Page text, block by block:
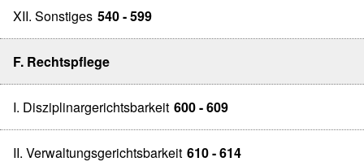
XII. Sonstiges 540 - 599
F. Rechtspflege
I. Disziplinargerichtsbarkeit 600 - 609
II. Verwaltungsgerichtsbarkeit 610 - 614